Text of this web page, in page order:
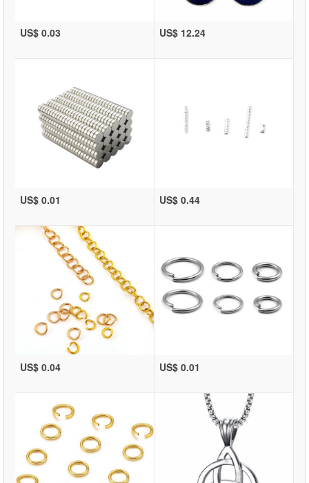
US$ 0.03 US$ 12.24
US$ 0.01 US$ 0.44
US$ 0.04 US$ 0.01